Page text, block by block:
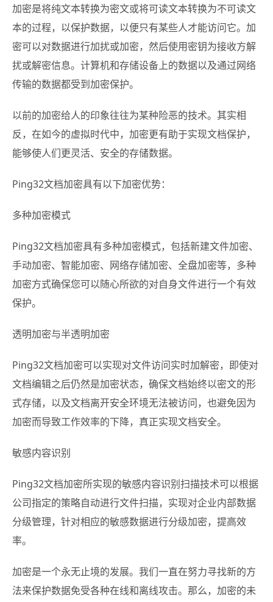
加密是将纯文本转换为密文或将可读文本转换为不可读文
本的过程，以保护数据，以便只有某些人才能访问它。加
密可以对数据进行加扰或加密，然后使用密钥为接收方解
扰或解密信息。计算机和存储设备上的数据以及通过网络
传输的数据都受到加密保护。
以前的加密给人的印象往往为某种险恶的技术。其实相
反，在如今的虚拟时代中，加密更有助于实现文档保护，
能够使人们更灵活、安全的存储数据。
Ping32文档加密具有以下加密优势：
多种加密模式
Ping32文档加密具有多种加密模式，包括新建文件加密、
手动加密、智能加密、网络存储加密、全盘加密等，多种
加密方式确保您可以随心所欲的对自身文件进行一个有效
保护。
透明加密与半透明加密
Ping32文档加密可以实现对文件访问实时加解密，即使对
文档编辑之后仍然是加密状态，确保文档始终以密文的形
式存储，以及文档离开安全环境无法被访问，也避免因为
加密而导致工作效率的下降，真正实现文档安全。
敏感内容识别
Ping32文档加密所实现的敏感内容识别扫描技术可以根据
公司指定的策略自动进行文件扫描，实现对企业内部数据
分级管理，针对相应的敏感数据进行分级加密，提高效
率。
加密是一个永无止境的发展。我们一直在努力寻找新的方
法来保护数据免受各种在线和离线攻击。那么，加密的未